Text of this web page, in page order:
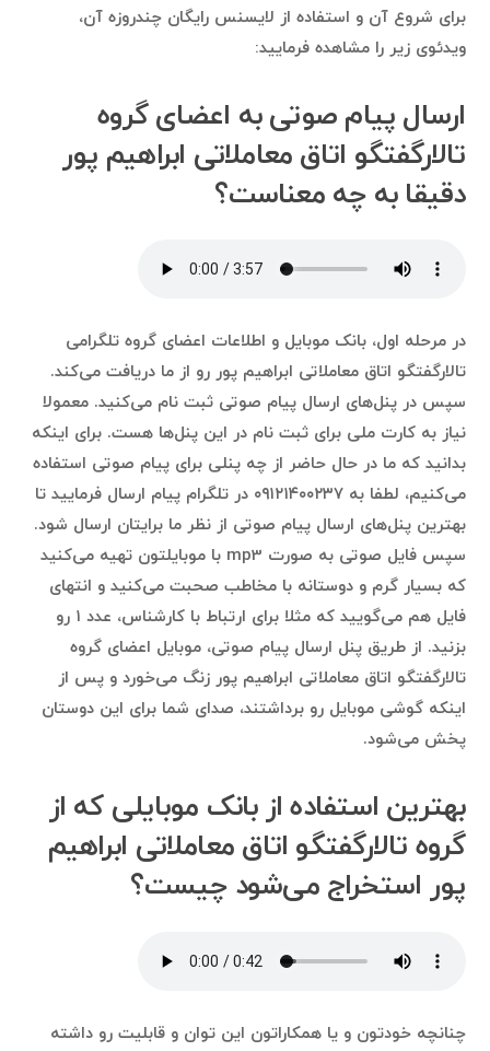
برای شروع آن و استفاده از لایسنس رایگان چندروزه آن،
ویدئوی زیر را مشاهده فرمایید:
ارسال پیام صوتی به اعضای گروه
تالارگفتگو اتاق معاملاتی ابراهیم پور
دقیقا به چه معناست؟
در مرحله اول، بانک موبایل و اطلاعات اعضای گروه تلگرامی
تالارگفتگو اتاق معاملاتی ابراهیم پور رو از ما دریافت می‌کند.
سپس در پنل‌های ارسال پیام صوتی ثبت نام می‌کنید. معمولا
نیاز به کارت ملی برای ثبت نام در این پنل‌ها هست. برای اینکه
بدانید که ما در حال حاضر از چه پنلی برای پیام صوتی استفاده
می‌کنیم، لطفا به ۰۹۱۲۱۴۰۰۲۳۷ در تلگرام پیام ارسال فرمایید تا
بهترین پنل‌های ارسال پیام صوتی از نظر ما برایتان ارسال شود.
سپس فایل صوتی به صورت mp3 با موبایلتون تهیه می‌کنید
که بسیار گرم و دوستانه با مخاطب صحبت می‌کنید و انتهای
فایل هم می‌گویید که مثلا برای ارتباط با کارشناس، عدد ۱ رو
بزنید. از طریق پنل ارسال پیام صوتی، موبایل اعضای گروه
تالارگفتگو اتاق معاملاتی ابراهیم پور زنگ می‌خورد و پس از
اینکه گوشی موبایل رو برداشتند، صدای شما برای این دوستان
پخش می‌شود.
بهترین استفاده‌ از بانک موبایلی که از
گروه تالارگفتگو اتاق معاملاتی ابراهیم
پور استخراج می‌شود چیست؟
چنانچه خودتون و یا همکاراتون این توان و قابلیت رو داشته